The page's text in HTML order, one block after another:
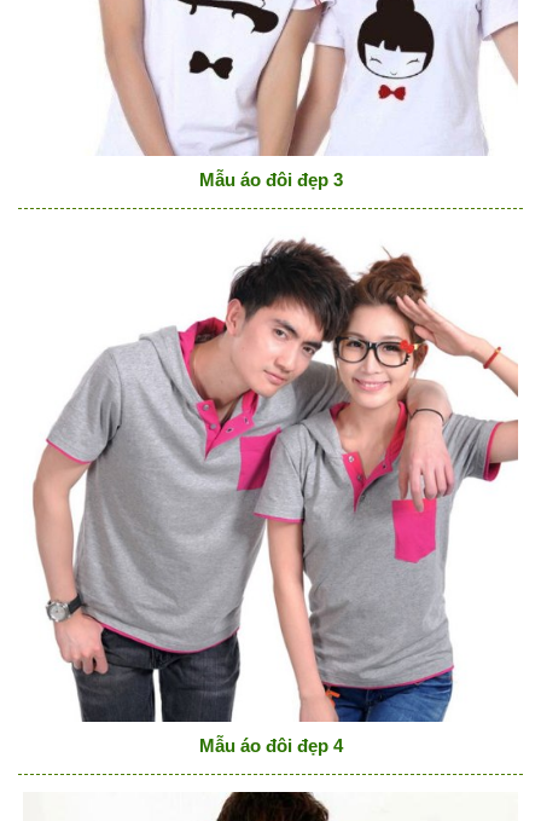
Mẫu áo đôi đẹp 3
Mẫu áo đôi đẹp 4